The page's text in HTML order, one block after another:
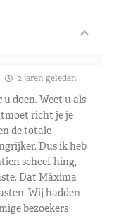
2 jaren geleden
doen. Weet u als
richt je je
de totale
Dus ik heb
scheef hing,
Dat Màxima
Wij hadden
bezoekers